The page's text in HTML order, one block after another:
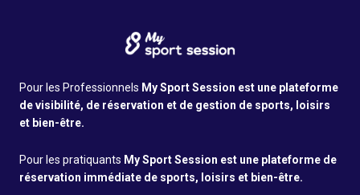
Pour les Professionnels My Sport Session est une plateforme
de visibilité, de réservation et de gestion de sports, loisirs
et bien-être.
Pour les pratiquants My Sport Session est une plateforme de
réservation immédiate de sports, loisirs et bien-être.